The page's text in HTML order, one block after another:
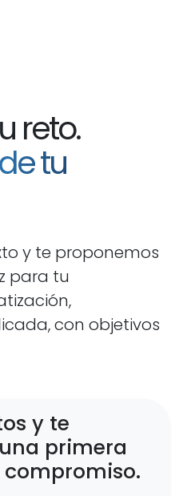
reto.
tu
y te proponemos
para tu
con objetivos
y te
primera